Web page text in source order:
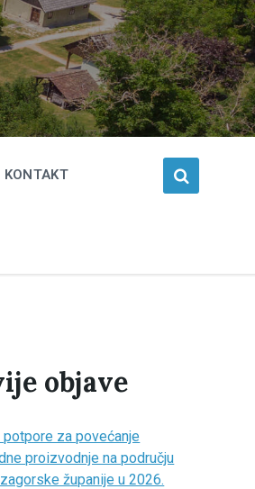
KONTAKT
objave
potpore za povećanje
proizvodnje na području
županije u 2026.